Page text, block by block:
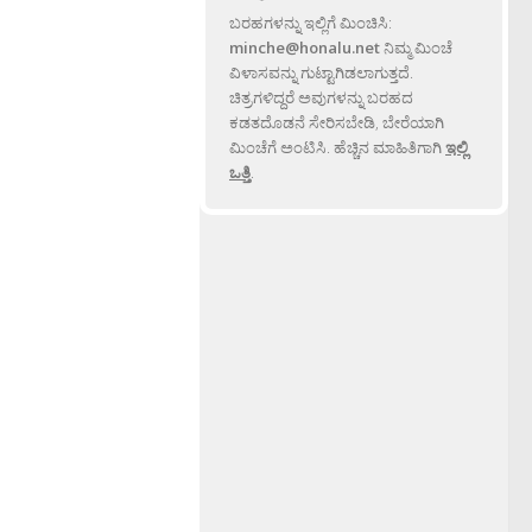
ಬರಹಗಳನ್ನು ಇಲ್ಲಿಗೆ ಮಿಂಚಿಸಿ:
minche@honalu.netನಿಮ್ಮ ಮಿಂಚೆ
ವಿಳಾಸವನ್ನು ಗುಟ್ಟಾಗಿಡಲಾಗುತ್ತದೆ.
ಚಿತ್ರಗಳಿದ್ದರೆ ಅವುಗಳನ್ನು ಬರಹದ
ಕಡತದೊಡನೆ ಸೇರಿಸಬೇಡಿ, ಬೇರೆಯಾಗಿ
ಮಿಂಚೆಗೆ ಅಂಟಿಸಿ. ಹೆಚ್ಚಿನ ಮಾಹಿತಿಗಾಗಿಇಲ್ಲಿ
ಒತ್ತಿ.